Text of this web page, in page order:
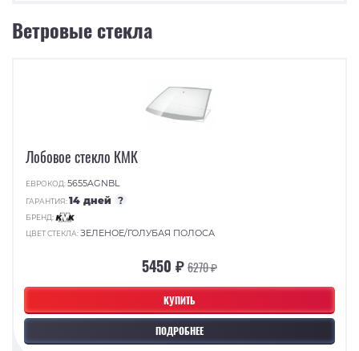
Ветровые стекла
КУПИТЬ
ПОДРОБНЕЕ
Лобовое стекло КМК
ЕВРОКОД:5655AGNBL
ГАРАНТИЯ:14 дней ?
БРЕНД:
ЦВЕТ СТЕКЛА:ЗЕЛЕНОЕ/ГОЛУБАЯ ПОЛОСА
5450 ₽6270 ₽